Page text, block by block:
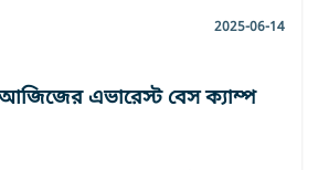
2025-06-14
এভারেস্ট বেস ক্যাম্প